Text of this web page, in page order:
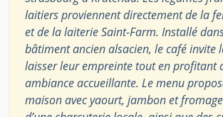
laitiers proviennent directement de la
et de la laiterie Saint-Farm. Installé
bâtiment ancien alsacien, le café invite
laisser leur empreinte tout en profitant
ambiance accueillante. Le menu
maison avec yaourt, jambon et